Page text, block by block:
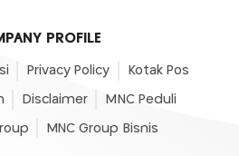
PROFILE
Privacy Policy Kotak Pos
Disclaimer MNC Peduli
MNC Group Bisnis